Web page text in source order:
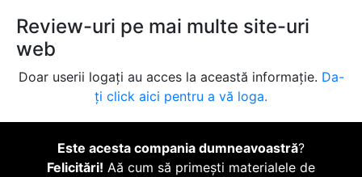
Review-uri pe mai multe site-uri
web
Doar userii logați au acces la această informație. Da-
ți click aici pentru a vă loga.
Este acesta compania dumneavoastră?
Felicitări! Aă cum să primești materialele de